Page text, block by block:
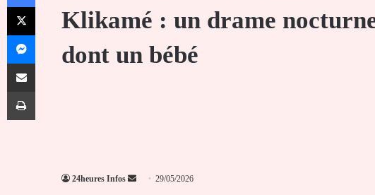
Klikamé : un drame
dont un bébé
24heures Infos
Envoyer29/05/2026
X
Messenger
Partager par email